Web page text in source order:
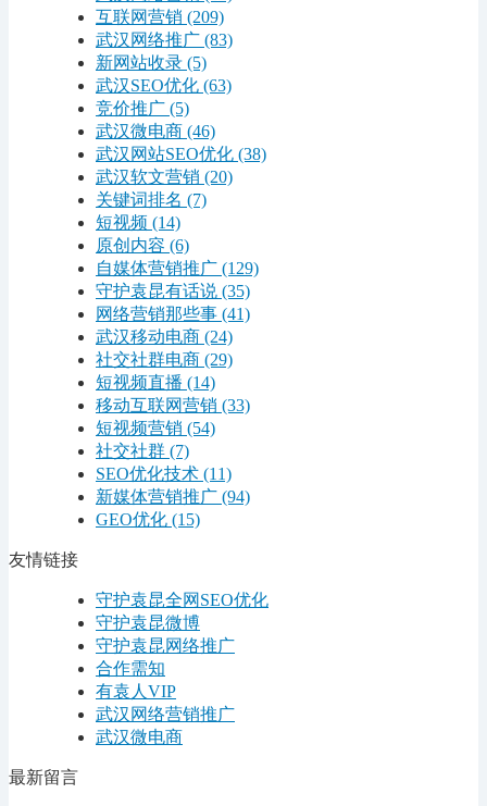
互联网营销 (209)
武汉网络推广 (83)
新网站收录 (5)
武汉SEO优化 (63)
竞价推广 (5)
武汉微电商 (46)
武汉网站SEO优化 (38)
武汉软文营销 (20)
关键词排名 (7)
短视频 (14)
原创内容 (6)
自媒体营销推广 (129)
守护袁昆有话说 (35)
网络营销那些事 (41)
武汉移动电商 (24)
社交社群电商 (29)
短视频直播 (14)
移动互联网营销 (33)
短视频营销 (54)
社交社群 (7)
SEO优化技术 (11)
新媒体营销推广 (94)
GEO优化 (15)
友情链接
守护袁昆全网SEO优化
守护袁昆微博
守护袁昆网络推广
合作需知
有袁人VIP
武汉网络营销推广
武汉微电商
最新留言